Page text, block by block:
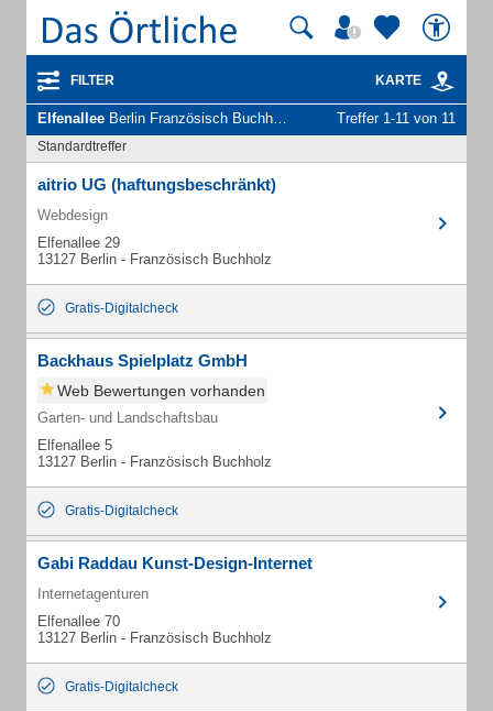
FILTER KARTE
Elfenallee Berlin Französisch Buchholz - Unternehmen und Personen Treffer 1-11 von 11
Standardtreffer
aitrio UG (haftungsbeschränkt)
Webdesign
Elfenallee 29
13127 Berlin - Französisch Buchholz
Gratis-Digitalcheck
Backhaus Spielplatz GmbH
Web Bewertungen vorhanden
Garten- und Landschaftsbau
Elfenallee 5
13127 Berlin - Französisch Buchholz
Gratis-Digitalcheck
Gabi Raddau Kunst-Design-Internet
Internetagenturen
Elfenallee 70
13127 Berlin - Französisch Buchholz
Gratis-Digitalcheck